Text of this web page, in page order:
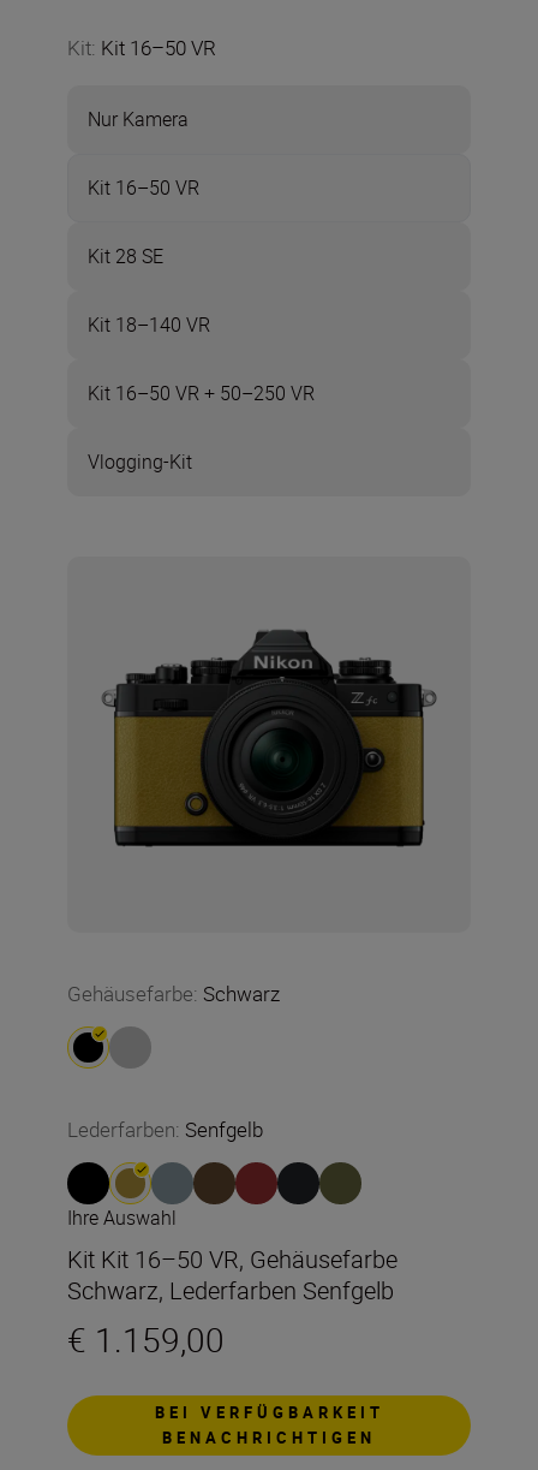
Kit: Kit 16–50 VR
Nur Kamera
Kit 16–50 VR
Kit 28 SE
Kit 18–140 VR
Kit 16–50 VR + 50–250 VR
Vlogging-Kit
Gehäusefarbe: Schwarz
Lederfarben: Senfgelb
Ihre Auswahl
Kit Kit 16–50 VR, Gehäusefarbe
Schwarz, Lederfarben Senfgelb
€ 1.159,00
BEI VERFÜGBARKEIT
BENACHRICHTIGEN